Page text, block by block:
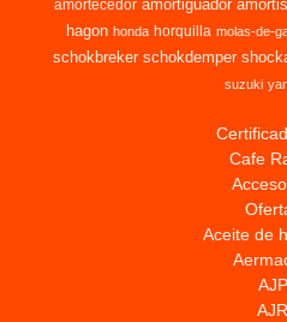
amortecedor amortiguador
hagon honda horquilla molas-de-
schokbreker schokdemper
suzuki
Cafe
Aceite de
AJP
AJR